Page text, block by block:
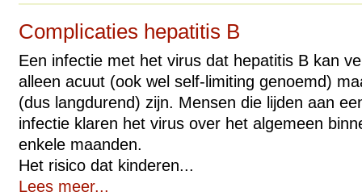
Complicaties hepatitis B
Een infectie met het virus dat hepatitis B kan
alleen acuut (ook wel self-limiting genoemd)
(dus langdurend) zijn. Mensen die lijden aan
infectie klaren het virus over het algemeen
enkele maanden.
Het risico dat kinderen...
Lees meer...